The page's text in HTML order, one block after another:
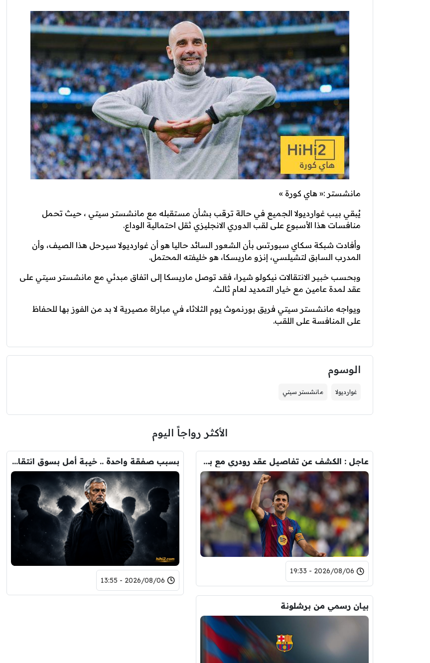
مانشستر :« هاي كورة »
يُبقي بيب غوارديولا الجميع في حالة ترقب بشأن مستقبله مع مانشستر سيتي ، حيث تحمل
منافسات هذا الأسبوع على لقب الدوري الانجليزي ثقل احتمالية الوداع.
وأفادت شبكة سكاي سبورتس بأن الشعور السائد حاليا هو أن غوارديولا سيرحل هذا الصيف، وأن
المدرب السابق لتشيلسي، إنزو ماريسكا، هو خليفته المحتمل.
وبحسب خبير الانتقالات نيكولو شيرا، فقد توصل ماريسكا إلى اتفاق مبدئي مع مانشستر سيتي على
عقد لمدة عامين مع خيار التمديد لعام ثالث.
ويواجه مانشستر سيتي فريق بورنموث يوم الثلاثاء في مباراة مصيرية لا بد من الفوز بها للحفاظ
على المنافسة على اللقب.
الوسوم
غوارديولا مانشستر سيتي
الأكثر رواجاً اليوم
عاجل : الكشف عن تفاصيل عقد رودري مع برشلونة.. قيمة الصفقة والراتب
2026/08/06 - 19:33
بسبب صفقة واحدة .. خيبة أمل بسوق انتقالات ريال مدريد !
2026/08/06 - 13:55
بيان رسمي من برشلونة